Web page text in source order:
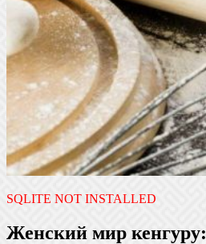
SQLITE NOT INSTALLED
Женский мир кенгуру: